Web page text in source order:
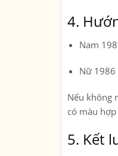
4.
Nam
Nữ 1986
Nếu không
có màu
5. Kết